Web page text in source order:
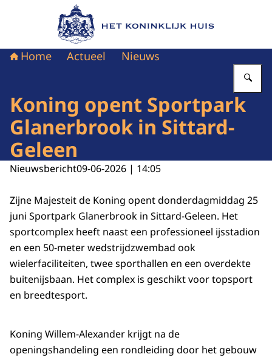
Naar de homepage van Het Koninklijk Huis
Home Actueel Nieuws
Koning opent Sportpark
Glanerbrook in Sittard-
Geleen
Nieuwsbericht09-06-2026 | 14:05
Zijne Majesteit de Koning opent donderdagmiddag 25
juni Sportpark Glanerbrook in Sittard-Geleen. Het
sportcomplex heeft naast een professioneel ijsstadion
en een 50-meter wedstrijdzwembad ook
wielerfaciliteiten, twee sporthallen en een overdekte
buitenijsbaan. Het complex is geschikt voor topsport
en breedtesport.
Koning Willem-Alexander krijgt na de
openingshandeling een rondleiding door het gebouw